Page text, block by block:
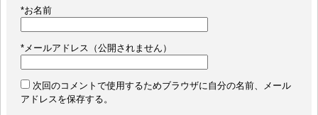
*お名前
* メールアドレス（公開されません）
次回のコメントで使用するためブラウザに自分の名前、メール
アドレスを保存する。